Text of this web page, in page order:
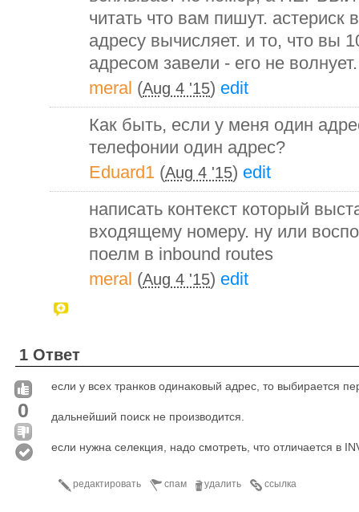
читать что вам пишут. астериск
адресу вычисляет. и то, что вы
адресом завели - его не волнует.
meral (Aug 4 '15) edit
Как быть, если у меня один
телефонии один адрес?
Eduard1 (Aug 4 '15) edit
написать контекст который
входящему номеру. ну или
поелм в inbound routes
meral (Aug 4 '15) edit
1 Ответ
0
если у всех транков одинаковый адрес, то выбирается
дальнейший поиск не производится.
если нужна селекция, надо смотреть, что отличается в
ссылка
удалить
спам
редактировать